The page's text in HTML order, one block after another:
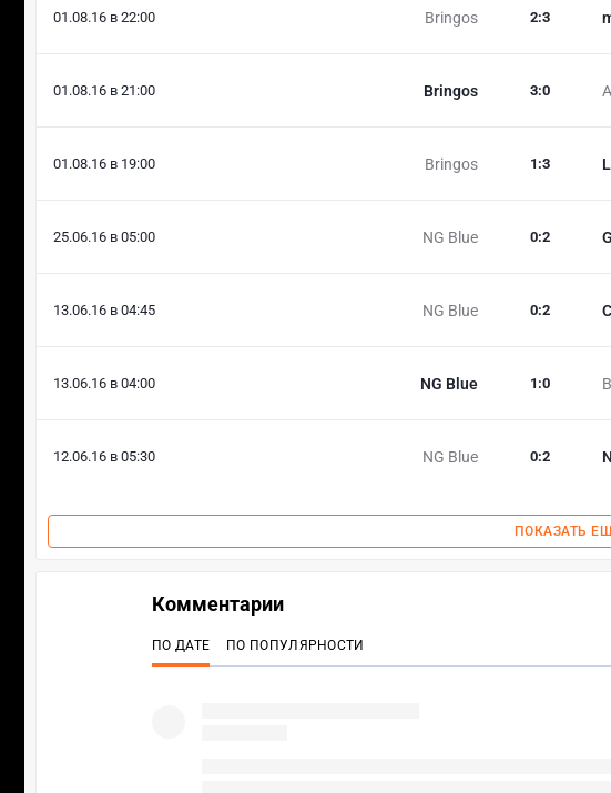
01.08.16 в 22:00 Bringos 2:3
01.08.16 в 21:00 Bringos 3:0
01.08.16 в 19:00 Bringos 1 :3
25.06.16 в 05:00 NG Blue 0:2
13.06.16 в 04:45 NG Blue 0:2
13.06.16 в 04:00 NG Blue 1 :0
12.06.16 в 05:30 NG Blue 0:2
ПОКАЗАТЬ
Комментарии
ПО ДАТЕ ПО ПОПУЛЯРНОСТИ